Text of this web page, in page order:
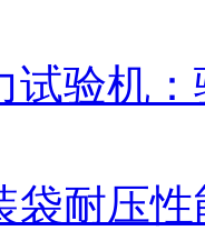
试验机
袋耐压